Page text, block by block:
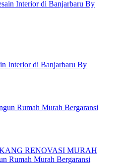
Interior di Banjarbaru By
RENOVASI MURAH
Rumah Murah Bergaransi